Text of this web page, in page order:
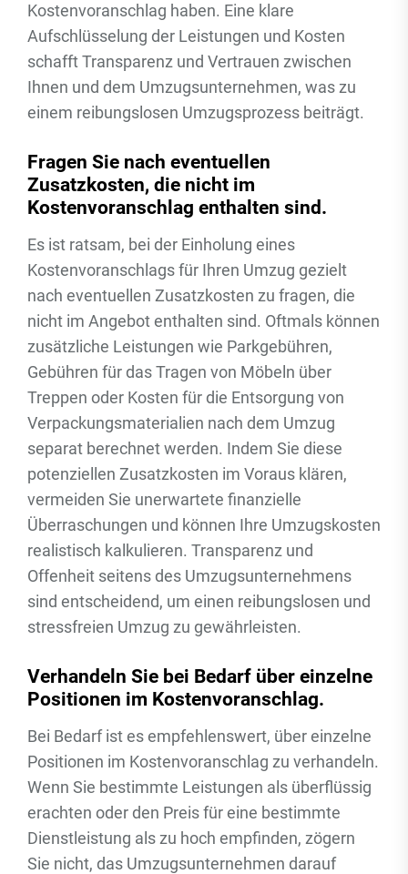
Kostenvoranschlag haben. Eine klare
Aufschlüsselung der Leistungen und Kosten
schafft Transparenz und Vertrauen zwischen
Ihnen und dem Umzugsunternehmen, was zu
einem reibungslosen Umzugsprozess beiträgt.
Fragen Sie nach eventuellen
Zusatzkosten, die nicht im
Kostenvoranschlag enthalten sind.
Es ist ratsam, bei der Einholung eines
Kostenvoranschlags für Ihren Umzug gezielt
nach eventuellen Zusatzkosten zu fragen, die
nicht im Angebot enthalten sind. Oftmals können
zusätzliche Leistungen wie Parkgebühren,
Gebühren für das Tragen von Möbeln über
Treppen oder Kosten für die Entsorgung von
Verpackungsmaterialien nach dem Umzug
separat berechnet werden. Indem Sie diese
potenziellen Zusatzkosten im Voraus klären,
vermeiden Sie unerwartete finanzielle
Überraschungen und können Ihre Umzugskosten
realistisch kalkulieren. Transparenz und
Offenheit seitens des Umzugsunternehmens
sind entscheidend, um einen reibungslosen und
stressfreien Umzug zu gewährleisten.
Verhandeln Sie bei Bedarf über einzelne
Positionen im Kostenvoranschlag.
Bei Bedarf ist es empfehlenswert, über einzelne
Positionen im Kostenvoranschlag zu verhandeln.
Wenn Sie bestimmte Leistungen als überflüssig
erachten oder den Preis für eine bestimmte
Dienstleistung als zu hoch empfinden, zögern
Sie nicht, das Umzugsunternehmen darauf